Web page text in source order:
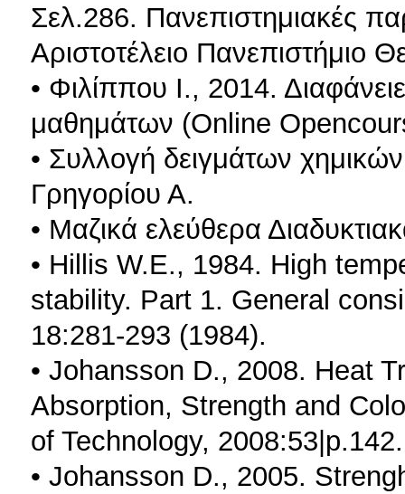
Σελ.286. Πανεπιστημιακές
Αριστοτέλειο Πανεπιστήμιο
• Φιλίππου Ι., 2014.
μαθημάτων (Online
• Συλλογή δειγμάτων
Γρηγορίου Α.
• Μαζικά ελεύθερα
• Hillis W.E., 1984. High
stability. Part 1. General
18:281-293 (1984).
• Johansson D., 2008. Heat
Absorption, Strength and
of Technology, 2008:53|p.142.
• Johansson D., 2005.